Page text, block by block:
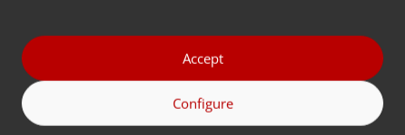
Accept
Configure